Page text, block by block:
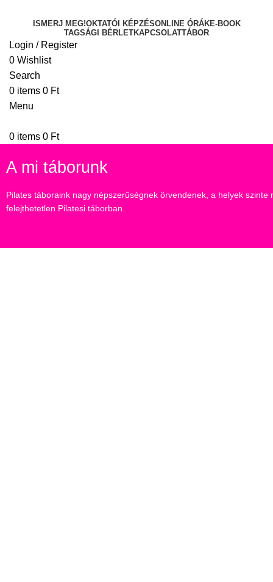
ISMERJ MEG!OKTATÓI KÉPZÉSONLINE ÓRÁKE-BOOK
TAGSÁGI BÉRLETKAPCSOLATTÁBOR
Login / Register
0 Wishlist
Search
0 items 0 Ft
Menu
0 items 0 Ft
A mi táborunk
Pilates táboraink nagy népszerűségnek örvendenek, a helyek
felejthetetlen Pilatesi táborban.